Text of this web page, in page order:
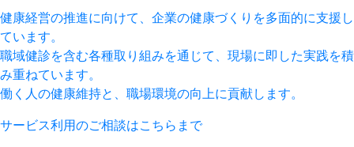
健康経営の推進に向けて、企業の健康づくりを多面的に支援し
ています。
職域健診を含む各種取り組みを通じて、現場に即した実践を積
み重ねています。
働く人の健康維持と、職場環境の向上に貢献します。
サービス利用のご相談はこちらまで